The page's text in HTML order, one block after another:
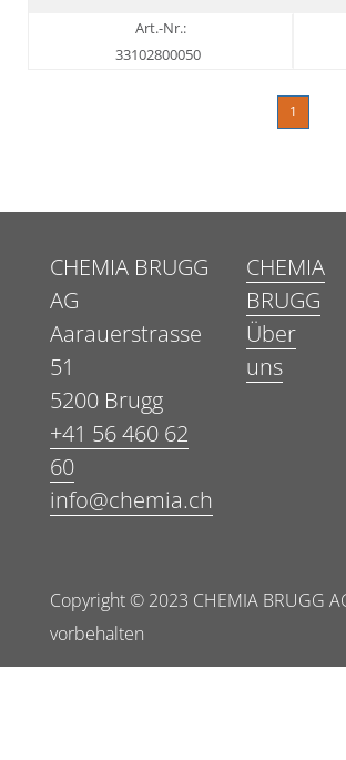
Art.-Nr.:
33102800050
1
CHEMIA BRUGG
AG
Aarauerstrasse
51
5200 Brugg
+41 56 460 62
60
info@chemia.ch
CHEMIA
BRUGG
Über
uns
Copyright © 2023 CHEMIA BRUGG
vorbehalten